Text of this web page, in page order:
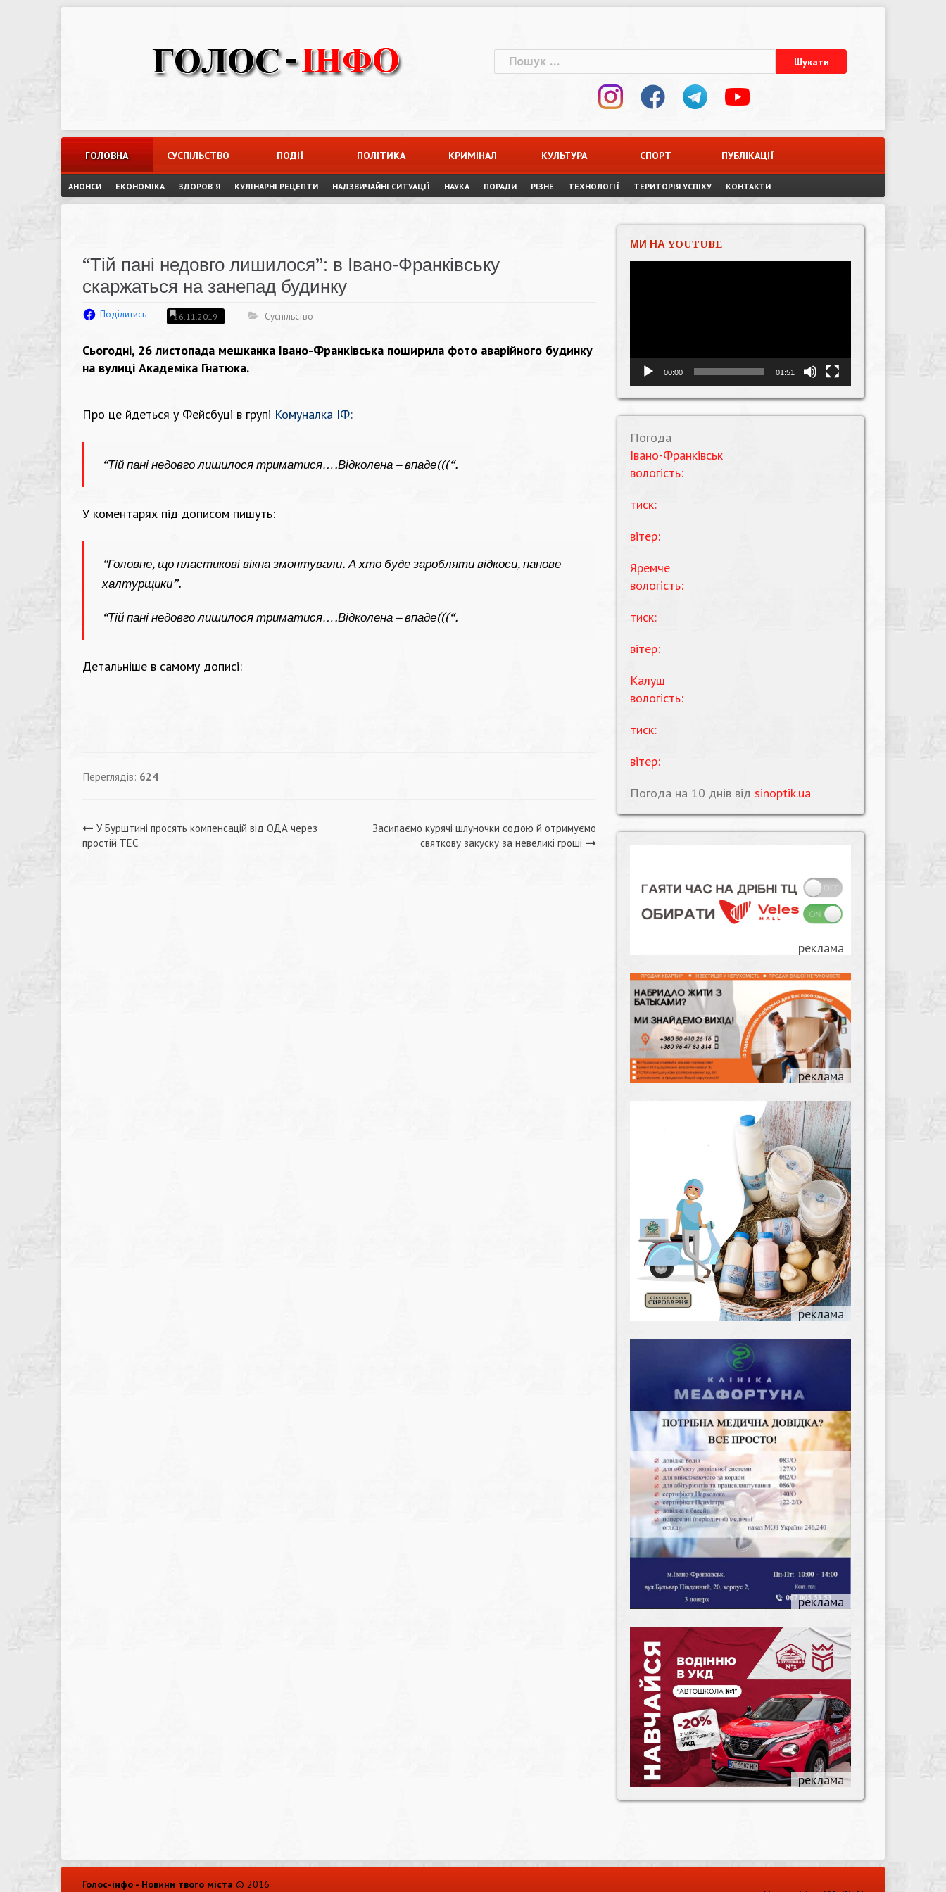
Пошук:
ГОЛОВНА СУСПІЛЬСТВО ПОДІЇ ПОЛІТИКА КРИМІНАЛ КУЛЬТУРА СПОРТ ПУБЛІКАЦІЇ
АНОНСИ ЕКОНОМІКА ЗДОРОВ`Я КУЛІНАРНІ РЕЦЕПТИ НАДЗВИЧАЙНІ СИТУАЦІЇ НАУКА ПОРАДИ РІЗНЕ ТЕХНОЛОГІЇ ТЕРИТОРІЯ УСПІХУ КОНТАКТИ
“Тій пані недовго лишилося”: в Івано-Франківську
скаржаться на занепад будинку
Поділитись 26.11.2019 Суспільство
Сьогодні, 26 листопада мешканка Івано-Франківська поширила фото аварійного будинку
на вулиці Академіка Гнатюка.
Про це йдеться у Фейсбуці в групі Комуналка ІФ:
“Тій пані недовго лишилося триматися….Відколена – впаде(((“.
У коментарях під дописом пишуть:
“Головне, що пластикові вікна змонтували. А хто буде заробляти відкоси, панове
халтурщики”.
“Тій пані недовго лишилося триматися….Відколена – впаде(((“.
Детальніше в самому дописі:
Переглядів: 624
Навігація
У Бурштині просять компенсацій від ОДА через
простій ТЕС
Засипаємо курячі шлуночки содою й отримуємо
святкову закуску за невеликі гроші
МИ НА YOUTUBE
00:00 01:51
Погода
Івано-Франківськ
вологість:
тиск:
вітер:
Яремче
вологість:
тиск:
вітер:
Калуш
вологість:
тиск:
вітер:
Погода на 10 днів від sinoptik.ua
Голос-інфо - Новини твого міста © 2016